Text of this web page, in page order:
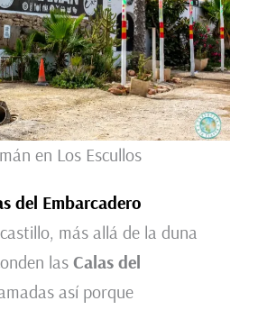
en Los Escullos
del Embarcadero
más allá de la duna
las Calas del
así porque